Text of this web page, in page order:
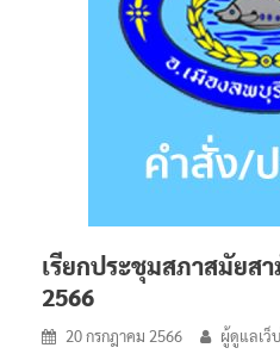
เรียกประชุมสภาสมัยส
2566
20 กรกฎาคม 2566 ผู้ดูแลเว็